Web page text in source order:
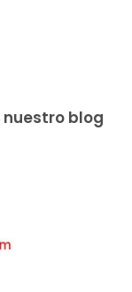
nuestro blog